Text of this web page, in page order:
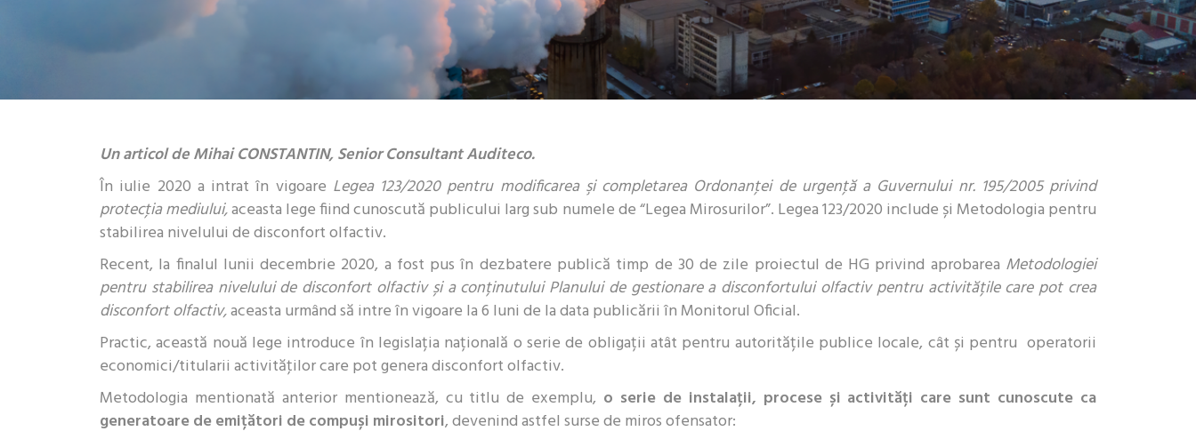
Un articol de Mihai CONSTANTIN, Senior Consultant Auditeco.
În iulie 2020 a intrat în vigoare Legea 123/2020 pentru modificarea şi completarea Ordonanţei de urgenţă a Guvernului nr. 195/2005 privind
protecţia mediului,aceasta lege fiind cunoscută publicului larg sub numele de “Legea Mirosurilor”. Legea 123/2020 include și Metodologia pentru
stabilirea nivelului de disconfort olfactiv.
Recent, la finalul lunii decembrie 2020, a fost pus în dezbatere publică timp de 30 de zile proiectul de HG privind aprobarea Metodologiei
pentru stabilirea nivelului de disconfort olfactiv și a conținutului Planului de gestionare a disconfortului olfactiv pentru activitățile care pot crea
disconfort olfactiv,aceasta urmând să intre în vigoare la 6 luni de la data publicării în Monitorul Oficial.
Practic, această nouă lege introduce în legislația națională o serie de obligații atât pentru autoritățile publice locale, cât și pentru operatorii
economici/titularii activităţilor care pot genera disconfort olfactiv.
Metodologia mentionată anterior mentionează, cu titlu de exemplu, o serie de instalații, procese și activități care sunt cunoscute ca
generatoare de emițători de compuși mirositori, devenind astfel surse de miros ofensator: